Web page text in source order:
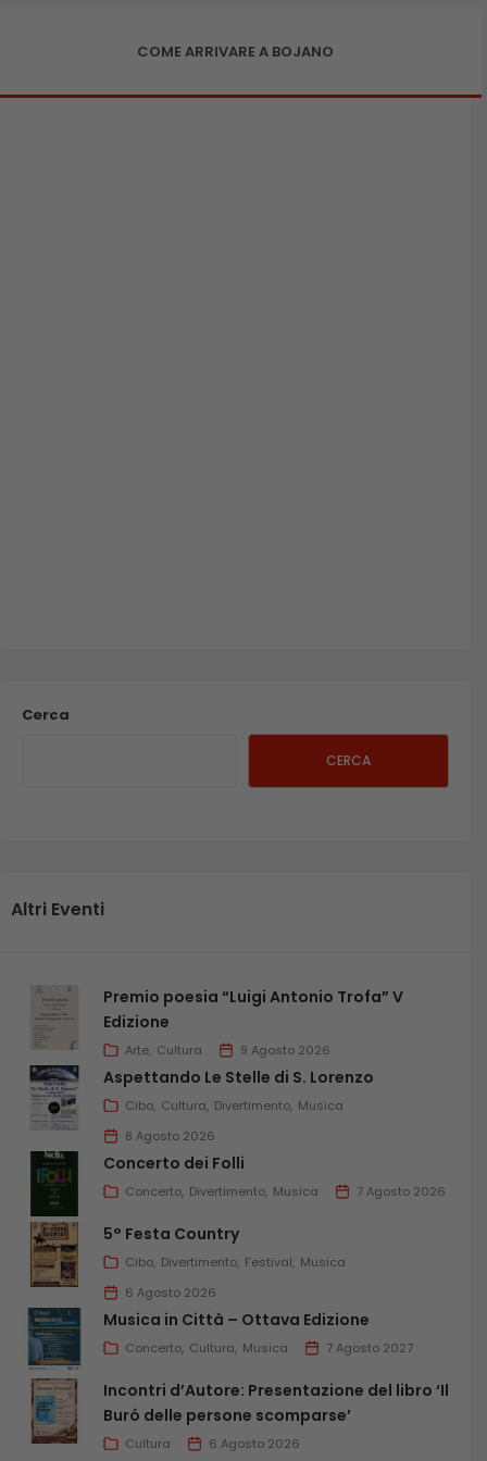
COME ARRIVARE A BOJANO
Cerca
CERCA
Altri Eventi
Premio poesia “Luigi Antonio Trofa” V
Edizione
Arte Cultura 9 Agosto 2026
Aspettando Le Stelle di S. Lorenzo
Cibo Cultura Divertimento Musica
8 Agosto 2026
Concerto dei Folli
Concerto Divertimento Musica 7 Agosto 2026
5° Festa Country
Cibo Divertimento Festival Musica
6 Agosto 2026
Musica in Città – Ottava Edizione
Concerto Cultura Musica 7 Agosto 2027
Incontri d’Autore: Presentazione del libro ‘Il
Buró delle persone scomparse’
Cultura 6 Agosto 2026